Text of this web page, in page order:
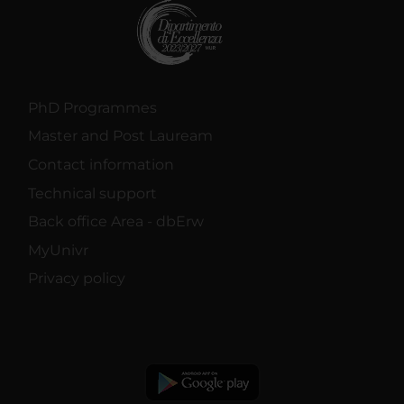
PhD Programmes
Master and Post Lauream
Contact information
Technical support
Back office Area - dbErw
MyUnivr
Privacy policy